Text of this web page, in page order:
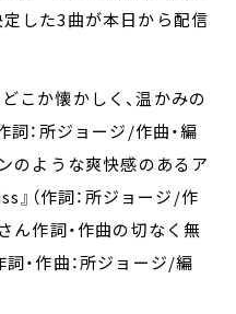
した3曲が本日から配信
こか懐かしく、温かみの
詞：所ジョージ/作曲・編
ンのような爽快感のあるア
』（作詞：所ジョージ/作
ん作詞・作曲の切なく無
詞・作曲：所ジョージ/編